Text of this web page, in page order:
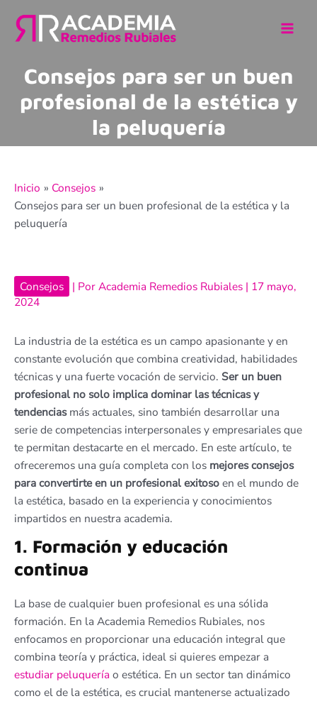
Consejos para ser un buen
profesional de la estética y
la peluquería
Inicio
Consejos
Consejos para ser un buen profesional de la estética y la
peluquería
Consejos | PorAcademia Remedios Rubiales | 17 mayo,
2024
La industria de la estética es un campo apasionante y en
constante evolución que combina creatividad, habilidades
técnicas y una fuerte vocación de servicio. Ser un buen
profesional no solo implica dominar las técnicas y
tendenciasmás actuales, sino también desarrollar una
serie de competencias interpersonales y empresariales que
te permitan destacarte en el mercado. En este artículo, te
ofreceremos una guía completa con los mejores consejos
para convertirte en un profesional exitosoen el mundo de
la estética, basado en la experiencia y conocimientos
impartidos en nuestra academia.
1. Formación y educación
continua
La base de cualquier buen profesional es una sólida
formación. En la Academia Remedios Rubiales, nos
enfocamos en proporcionar una educación integral que
combina teoría y práctica, ideal si quieres empezar a
estudiar peluquería o estética. En un sector tan dinámico
como el de la estética, es crucial mantenerse actualizado
de
entradas